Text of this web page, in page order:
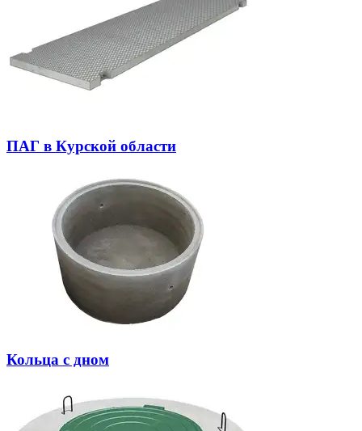
ПАГ в Курской области
Кольца с дном